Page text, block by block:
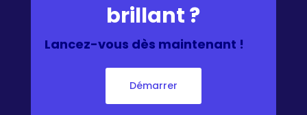
brillant ?
Lancez-vous dès maintenant !
Démarrer